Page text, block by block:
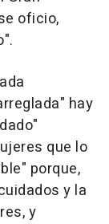
oficio,
hay
que lo
porque,
y la
y